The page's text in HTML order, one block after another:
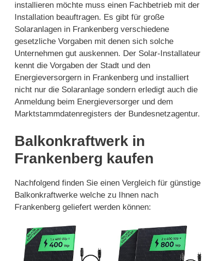
installieren möchte muss einen Fachbetrieb mit der
Installation beauftragen. Es gibt für große
Solaranlagen in Frankenberg verschiedene
gesetzliche Vorgaben mit denen sich solche
Unternehmen gut auskennen. Der Solar-Installateur
kennt die Vorgaben der Stadt und den
Energieversorgern in Frankenberg und installiert
nicht nur die Solaranlage sondern erledigt auch die
Anmeldung beim Energieversorger und dem
Marktstammdatenregisters der Bundesnetzagentur.
Balkonkraftwerk in
Frankenberg kaufen
Nachfolgend finden Sie einen Vergleich für günstige
Balkonkraftwerke welche zu Ihnen nach
Frankenberg geliefert werden können: